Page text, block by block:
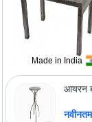
Made in India
आयरन